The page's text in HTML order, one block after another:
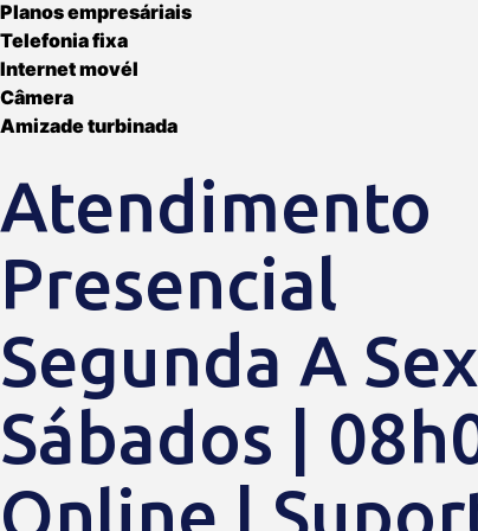
Planos empresáriais
Telefonia fixa
Internet movél
Câmera
Amizade turbinada
Atendimento
Presencial
Segunda A
Sábados |
Online |